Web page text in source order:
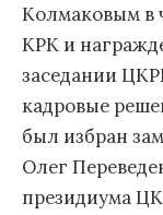
Колмаковым в
КРК и
заседании
кадровые
был избран
Олег
президиума